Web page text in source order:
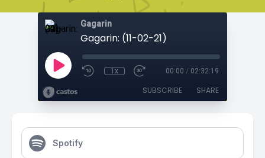
Gagarin
Gagarin: (11-02-21)
1x 00:00 / 02:32:19
SUBSCRIBE SHARE
Spotify